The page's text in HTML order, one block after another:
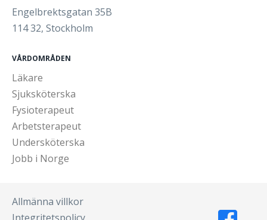
Engelbrektsgatan 35B
114 32, Stockholm
VÅRDOMRÅDEN
Läkare
Sjuksköterska
Fysioterapeut
Arbetsterapeut
Undersköterska
Jobb i Norge
Allmänna villkor
Integritetspolicy